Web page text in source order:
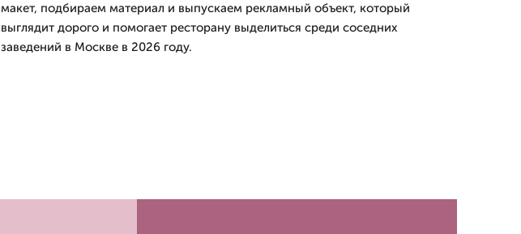
макет, подбираем материал и выпускаем рекламный объект, который
выглядит дорого и помогает ресторану выделиться среди соседних
заведений в Москве в 2026 году.